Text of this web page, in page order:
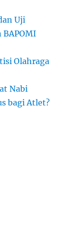
Uji
BAPOMI
Olahraga
Nabi
bagi Atlet?